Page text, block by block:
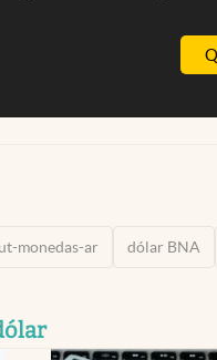
monedas-ar dólar BNA